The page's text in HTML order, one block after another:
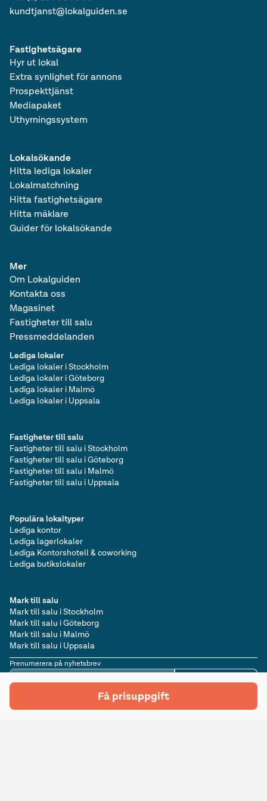
Få prisuppgift
kundtjanst@lokalguiden.se
Lokalsökande
Hitta lediga lokaler
Lokalmatchning
Hitta fastighetsägare
Hitta mäklare
Guider för lokalsökande
Fastighetsägare
Hyr ut lokal
Extra synlighet för annons
Prospekttjänst
Mediapaket
Uthyrningssystem
Mer
Om Lokalguiden
Kontakta oss
Magasinet
Fastigheter till salu
Pressmeddelanden
Lediga lokaler
Lediga lokaler i Stockholm
Lediga lokaler i Göteborg
Lediga lokaler i Malmö
Lediga lokaler i Uppsala
Populära lokaltyper
Lediga kontor
Lediga lagerlokaler
Lediga Kontorshotell & coworking
Lediga butikslokaler
Fastigheter till salu
Fastigheter till salu i Stockholm
Fastigheter till salu i Göteborg
Fastigheter till salu i Malmö
Fastigheter till salu i Uppsala
Mark till salu
Mark till salu i Stockholm
Mark till salu i Göteborg
Mark till salu i Malmö
Mark till salu i Uppsala
Prenumerera på nyhetsbrev
E-postadress Prenumerera
Följ oss på sociala medier